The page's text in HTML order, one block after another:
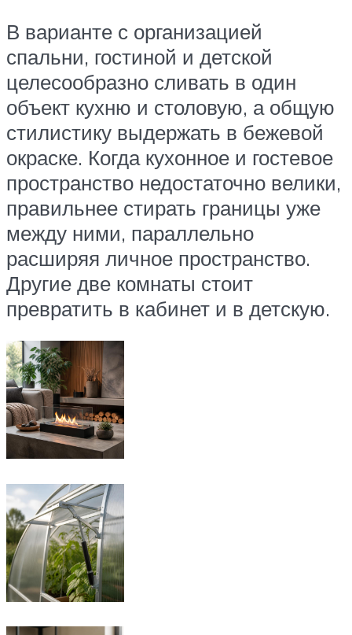
В варианте с организацией
спальни, гостиной и детской
целесообразно сливать в один
объект кухню и столовую, а общую
стилистику выдержать в бежевой
окраске. Когда кухонное и гостевое
пространство недостаточно велики,
правильнее стирать границы уже
между ними, параллельно
расширяя личное пространство.
Другие две комнаты стоит
превратить в кабинет и в детскую.